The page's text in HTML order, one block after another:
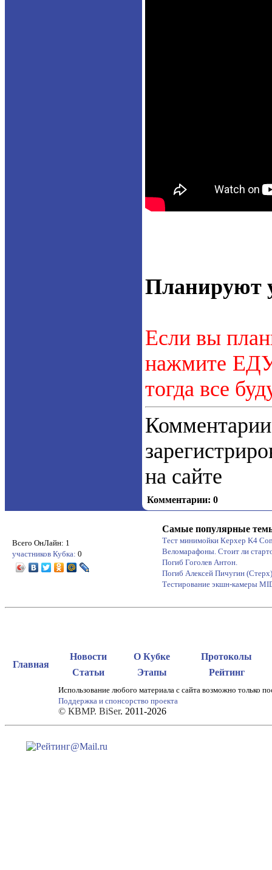
Планируют
Если вы
нажмите
тогда все
на сайте
Комментарии: 0
Всего ОнЛайн: 1
участников Кубка: 0
Самые популярные
Тест минимойки Керхер K4
Веломарафоны. Стоит ли
Погиб Гоголев Антон.
Погиб Алексей Пичугин (Стерх)
Тестирование экшн-камеры
Главная
Новости О Кубке
Протоколы
Статьи
Этапы Рейтинг
Использование любого материала с сайта возможно только
Поддержка и спонсорство проекта
© КВМР. BiSer. 2011-2026